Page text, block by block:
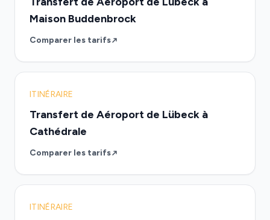
Maison Buddenbrock
Comparer les tarifs
ITINÉRAIRE
Transfert de Aéroport de Lübeck à
Cathédrale
Comparer les tarifs
ITINÉRAIRE